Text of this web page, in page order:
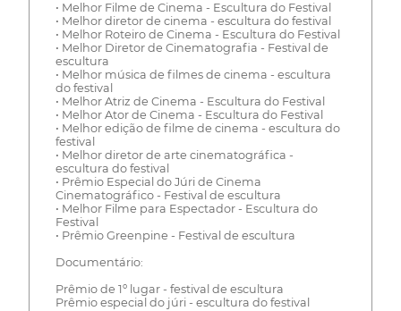
• Melhor Filme de Cinema - Escultura do Festival
• Melhor diretor de cinema - escultura do festival
• Melhor Roteiro de Cinema - Escultura do Festival
• Melhor Diretor de Cinematografia - Festival de
escultura
• Melhor música de filmes de cinema - escultura
do festival
• Melhor Atriz de Cinema - Escultura do Festival
• Melhor Ator de Cinema - Escultura do Festival
• Melhor edição de filme de cinema - escultura do
festival
• Melhor diretor de arte cinematográfica -
escultura do festival
• Prêmio Especial do Júri de Cinema
Cinematográfico - Festival de escultura
• Melhor Filme para Espectador - Escultura do
Festival
• Prêmio Greenpine - Festival de escultura
Documentário:
Prêmio de 1º lugar - festival de escultura
Prêmio especial do júri - escultura do festival